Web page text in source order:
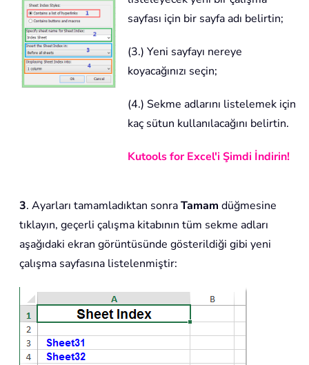
sayfası için bir sayfa adı belirtin;
(3.) Yeni sayfayı nereye
koyacağınızı seçin;
(4.) Sekme adlarını listelemek için
kaç sütun kullanılacağını belirtin.
Kutools for Excel'i Şimdi İndirin!
3. Ayarları tamamladıktan sonraTamam düğmesine
tıklayın, geçerli çalışma kitabının tüm sekme adları
aşağıdaki ekran görüntüsünde gösterildiği gibi yeni
çalışma sayfasına listelenmiştir: